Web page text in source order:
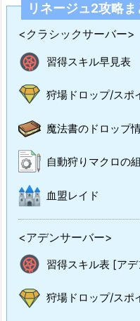
リネージュ2攻略ま
<クラシックサーバー>
習得スキル早見表
狩場ドロップ/スポ
魔法書のドロップ
自動狩りマクロの
血盟レイド
<アデンサーバー>
習得スキル表 [ア
狩場ドロップ/スポ